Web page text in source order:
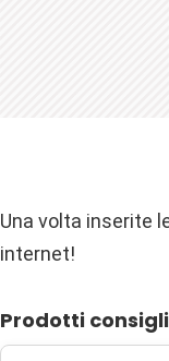
Una volta inserite
internet!
Prodotti